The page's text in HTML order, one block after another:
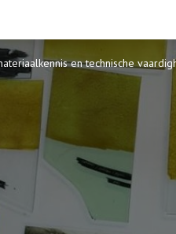
en technische